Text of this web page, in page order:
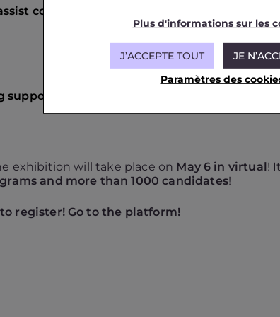
companies in their recruitment needs:
support:
exhibition will take place on May 6 in virtual!
and more than 1000 candidates!
register! Go to the platform!
Plus d'informations sur les
J’ACCEPTE TOUT
JE
Paramètres des